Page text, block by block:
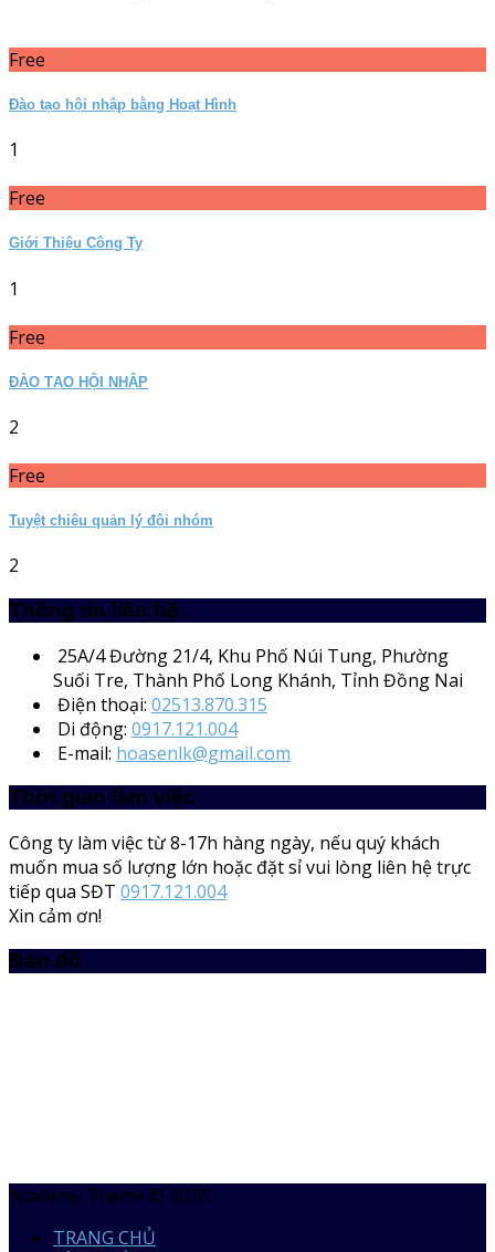
Free
Đào tạo hội nhập bằng Hoạt Hình
1
Free
Giới Thiệu Công Ty
1
Free
ĐÀO TẠO HỘI NHẬP
2
Free
Tuyệt chiêu quản lý đội nhóm
2
Thông tin liên hệ:
25A/4Đường 21/4, Khu Phố Núi Tung, Phường
Suối Tre, Thành Phố Long Khánh, Tỉnh Đồng Nai
Điện thoại: 02513.870.315
Di động: 0917.121.004
E-mail: hoasenlk@gmail.com
Thời gian làm việc
Công ty làm việc từ 8-17h hàng ngày, nếu quý khách
muốn mua số lượng lớn hoặc đặt sỉ vui lòng liên hệ trực
tiếp qua SĐT 0917.121.004
Xin cảm ơn!
Bản đồ
Academy Theme © 2026
TRANG CHỦ